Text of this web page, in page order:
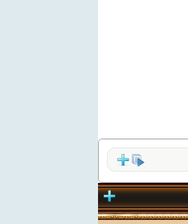
http://jbprimecurves.store/